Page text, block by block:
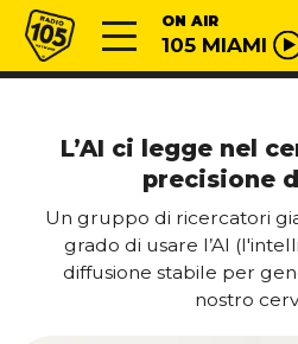
Vai al contenuto
Radio 105 ON AIR
105 MIAMI
L’AI ci legge nel
precisione
Un gruppo di ricercatori
grado di usare l’AI
diffusione stabile per
nostro